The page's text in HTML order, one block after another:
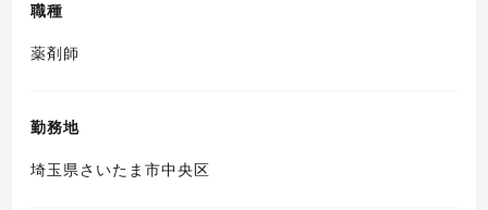
職種
薬剤師
勤務地
埼玉県さいたま市中央区